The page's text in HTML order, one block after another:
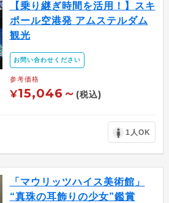
【乗り継ぎ時間を活用！】スキ
ポール空港発 アムステルダム
観光
お問い合わせください
参考価格
¥15,046～ (税込)
1人OK
「マウリッツハイス美術館」
“真珠の耳飾りの少女”鑑賞